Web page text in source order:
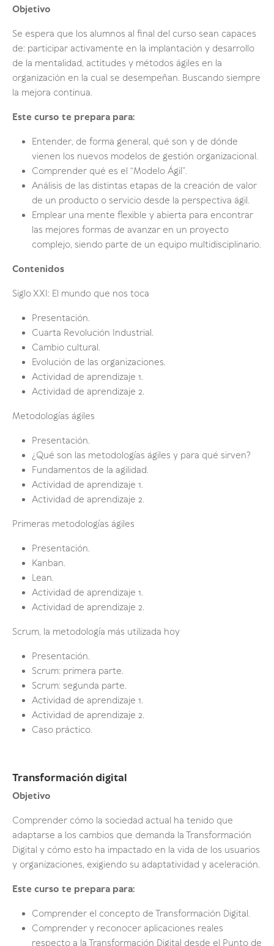
Objetivo
Se espera que los alumnos al final del curso sean capaces
de: participar activamente en la implantación y desarrollo
de la mentalidad, actitudes y métodos ágiles en la
organización en la cual se desempeñan. Buscando siempre
la mejora continua.
Este curso te prepara para:
Entender, de forma general, qué son y de dónde
vienen los nuevos modelos de gestión organizacional.
Comprender qué es el “Modelo Ágil”.
Análisis de las distintas etapas de la creación de valor
de un producto o servicio desde la perspectiva ágil.
Emplear una mente flexible y abierta para encontrar
las mejores formas de avanzar en un proyecto
complejo, siendo parte de un equipo multidisciplinario.
Contenidos
Siglo XXI: El mundo que nos toca
Presentación.
Cuarta Revolución Industrial.
Cambio cultural.
Evolución de las organizaciones.
Actividad de aprendizaje 1.
Actividad de aprendizaje 2.
Metodologías ágiles
Presentación.
¿Qué son las metodologías ágiles y para qué sirven?
Fundamentos de la agilidad.
Actividad de aprendizaje 1.
Actividad de aprendizaje 2.
Primeras metodologías ágiles
Presentación.
Kanban.
Lean.
Actividad de aprendizaje 1.
Actividad de aprendizaje 2.
Scrum, la metodología más utilizada hoy
Presentación.
Scrum: primera parte.
Scrum: segunda parte.
Actividad de aprendizaje 1.
Actividad de aprendizaje 2.
Caso práctico.
Transformación digital
Objetivo
Comprender cómo la sociedad actual ha tenido que
adaptarse a los cambios que demanda la Transformación
Digital y cómo esto ha impactado en la vida de los usuarios
y organizaciones, exigiendo su adaptatividad y aceleración.
Este curso te prepara para:
Comprender el concepto de Transformación Digital.
Comprender y reconocer aplicaciones reales
respecto a la Transformación Digital desde el Punto de